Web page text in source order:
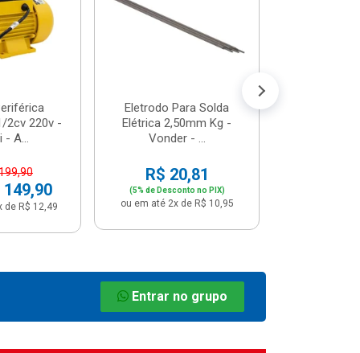
2cv 220v -
- A...
149,90
de R$ 12,49
Eletrodo Para Solda
Elétrica 2,50mm Kg -
Vonder - ...
R$ 20,81
(5% de Desconto no PIX)
ou em até 2x de R$ 10,95
Entrar no grupo